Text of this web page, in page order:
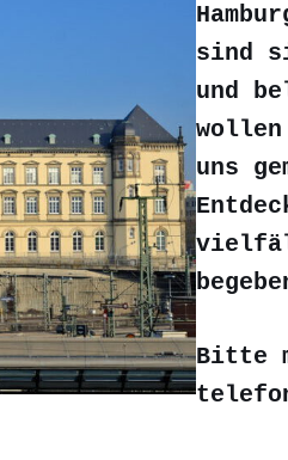
sind
und
wollen
uns
Bitte